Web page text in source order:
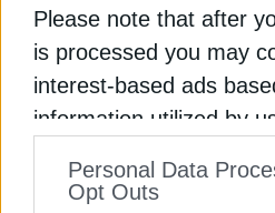
Please note that after
is processed you may
interest-based ads
information utilized by
to your opt-out. You
Personal Data
Opt Outs
πίσω την αγορά
ΗΛΕΚΤΡΙΚΑ ΠΑΤΙΝΙΑ ΠΑΥΛΟΣ